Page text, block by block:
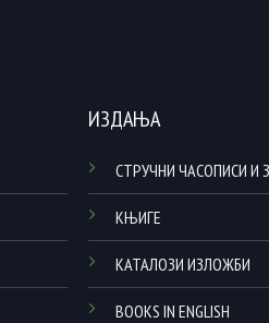
ИЗДАЊА
СТРУЧНИ ЧАСОПИСИ И
КЊИГЕ
КАТАЛОЗИ ИЗЛОЖБИ
BOOKS IN ENGLISH